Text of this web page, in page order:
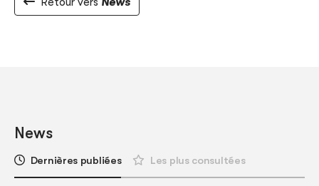
News
Dernières publiées Les plus consultées